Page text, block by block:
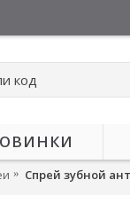
Спрей зубной